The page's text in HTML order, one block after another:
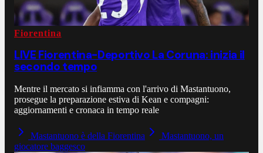
Fiorentina
LIVE Fiorentina-Deportivo La Coruna: inizia il
secondo tempo
Mentre il mercato si infiamma con l'arrivo di Mastantuono,
prosegue la preparazione estiva di Kean e compagni:
aggiornamenti e cronaca in tempo reale
Mastantuono è della Fiorentina
Mastantuono, un
giocatore baggesco